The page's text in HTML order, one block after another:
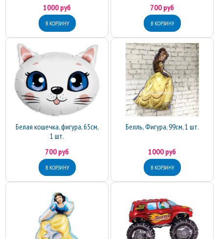
1000 руб
700 руб
Белая кошечка, фигура, 65см,
1 шт.
700 руб
Белль, Фигура, 99см, 1 шт.
1000 руб